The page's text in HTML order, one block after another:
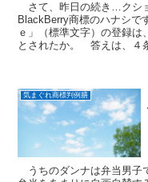
さて、昨日の続き…クシ
BlackBerry商標のハナシ
ｅ」（標準文字）の登録
とされたか。 答えは、４
気まぐれ商標判例膳
うちのダンナは弁当男子